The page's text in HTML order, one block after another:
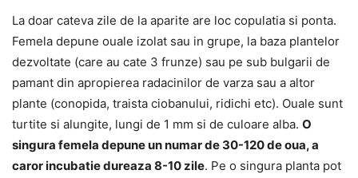
La doar cateva zile de la aparite are loc copulatia si ponta.
Femela depune ouale izolat sau in grupe, la baza plantelor
dezvoltate (care au cate 3 frunze) sau pe sub bulgarii de
pamant din apropierea radacinilor de varza sau a altor
plante (conopida, traista ciobanului, ridichi etc). Ouale sunt
turtite si alungite, lungi de 1 mm si de culoare alba. O
singura femela depune un numar de 30-120 de oua, a
caror incubatie dureaza 8-10 zile. Pe o singura planta pot